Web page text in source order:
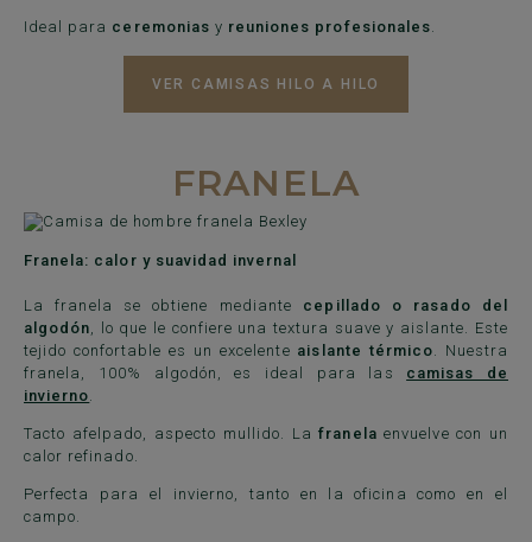
Ideal para ceremonias y reuniones profesionales.
VER CAMISAS HILO A HILO
FRANELA
Franela: calor y suavidad invernal
La franela se obtiene mediante cepillado o rasado del
algodón, lo que le confiere una textura suave y aislante. Este
tejido confortable es un excelente aislante térmico. Nuestra
franela, 100% algodón, es ideal para las camisas de
invierno.
Tacto afelpado, aspecto mullido. Lafranela envuelve con un
calor refinado.
Perfecta para el invierno, tanto en la oficina como en el
campo.